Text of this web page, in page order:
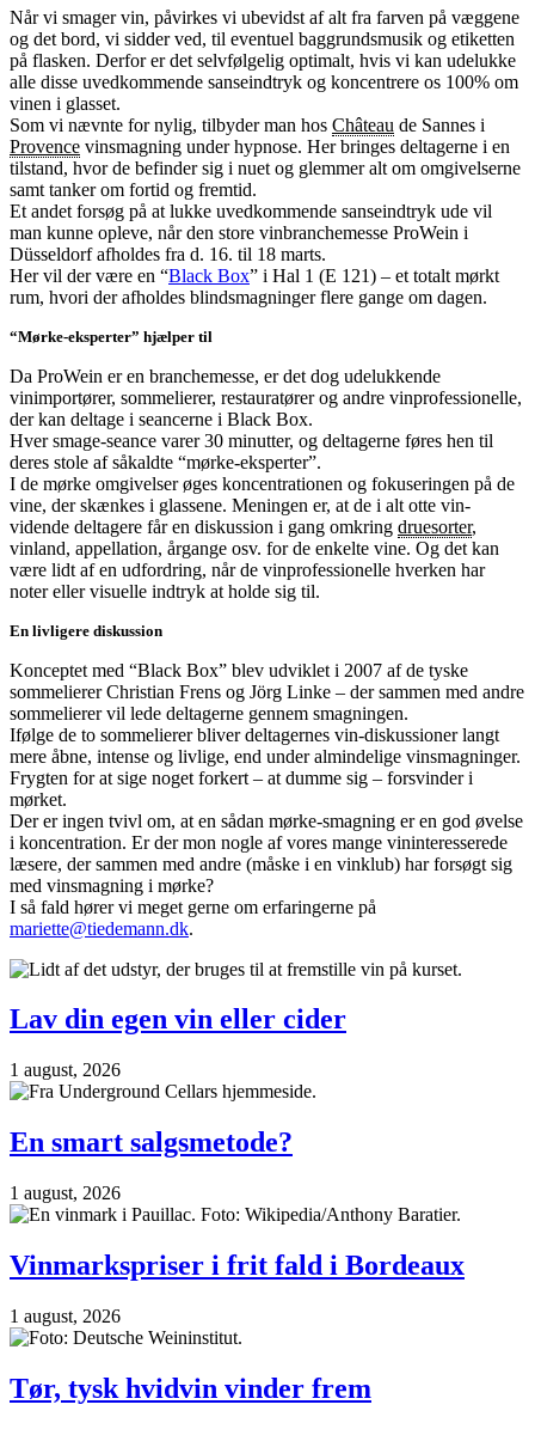
Når vi smager vin, påvirkes vi ubevidst af alt fra farven på væggene
og det bord, vi sidder ved, til eventuel baggrundsmusik og etiketten
på flasken. Derfor er det selvfølgelig optimalt, hvis vi kan udelukke
alle disse uvedkommende sanseindtryk og koncentrere os 100% om
vinen i glasset.
Som vi nævnte for nylig, tilbyder man hos Château de Sannes i
Provence vinsmagning under hypnose. Her bringes deltagerne i en
tilstand, hvor de befinder sig i nuet og glemmer alt om omgivelserne
samt tanker om fortid og fremtid.
Et andet forsøg på at lukke uvedkommende sanseindtryk ude vil
man kunne opleve, når den store vinbranchemesse ProWein i
Düsseldorf afholdes fra d. 16. til 18 marts.
Her vil der være en “Black Box” i Hal 1 (E 121) – et totalt mørkt
rum, hvori der afholdes blindsmagninger flere gange om dagen.
“Mørke-eksperter” hjælper til
Da ProWein er en branchemesse, er det dog udelukkende
vinimportører, sommelierer, restauratører og andre vinprofessionelle,
der kan deltage i seancerne i Black Box.
Hver smage-seance varer 30 minutter, og deltagerne føres hen til
deres stole af såkaldte “mørke-eksperter”.
I de mørke omgivelser øges koncentrationen og fokuseringen på de
vine, der skænkes i glassene. Meningen er, at de i alt otte vin-
vidende deltagere får en diskussion i gang omkring druesorter,
vinland, appellation, årgange osv. for de enkelte vine. Og det kan
være lidt af en udfordring, når de vinprofessionelle hverken har
noter eller visuelle indtryk at holde sig til.
En livligere diskussion
Konceptet med “Black Box” blev udviklet i 2007 af de tyske
sommelierer Christian Frens og Jörg Linke – der sammen med andre
sommelierer vil lede deltagerne gennem smagningen.
Ifølge de to sommelierer bliver deltagernes vin-diskussioner langt
mere åbne, intense og livlige, end under almindelige vinsmagninger.
Frygten for at sige noget forkert – at dumme sig – forsvinder i
mørket.
Der er ingen tvivl om, at en sådan mørke-smagning er en god øvelse
i koncentration. Er der mon nogle af vores mange vininteresserede
læsere, der sammen med andre (måske i en vinklub) har forsøgt sig
med vinsmagning i mørke?
I så fald hører vi meget gerne om erfaringerne på
mariette@tiedemann.dk.
Lav din egen vin eller cider
1 august, 2026
En smart salgsmetode?
1 august, 2026
Vinmarkspriser i frit fald i Bordeaux
1 august, 2026
Tør, tysk hvidvin vinder frem